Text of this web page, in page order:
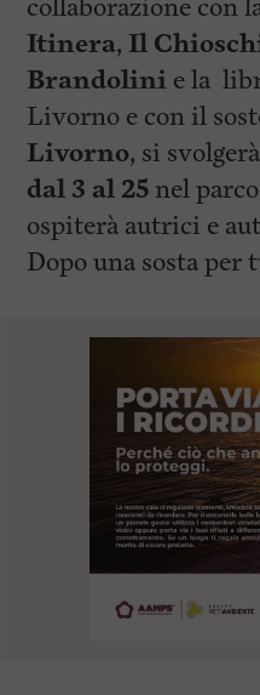
collaborazione con
Itinera, Il
Brandolini e la
Livorno e con il
Livorno, si
dal 3 al 25 nel
ospiterà autrici e
Dopo una sosta per